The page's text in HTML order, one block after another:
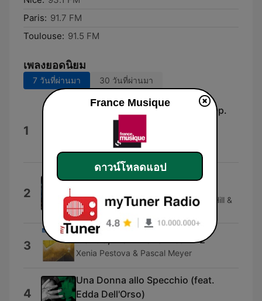
Paris: 91.7 FM
Toulouse: 91.5 FM
เพลงยอดนิยม
7 วันที่ผ่านมา 30 วันที่ผ่านมา
1
Cello Sonata No. 5 in D Major, Op.
Jacqueline du Pré & Gerald Moore
2
You Shall Go
Hymas, Jonathan Snowdon, Robert Hill &
Richard Morgan
3 Mantra, Work No. 32: bar 1-2
Xenia Pestova & Pascal Meyer
4
Una Donna allo Specchio (feat.
Edda Dell'Orso)
France Musique
ดาวน์โหลดแอป